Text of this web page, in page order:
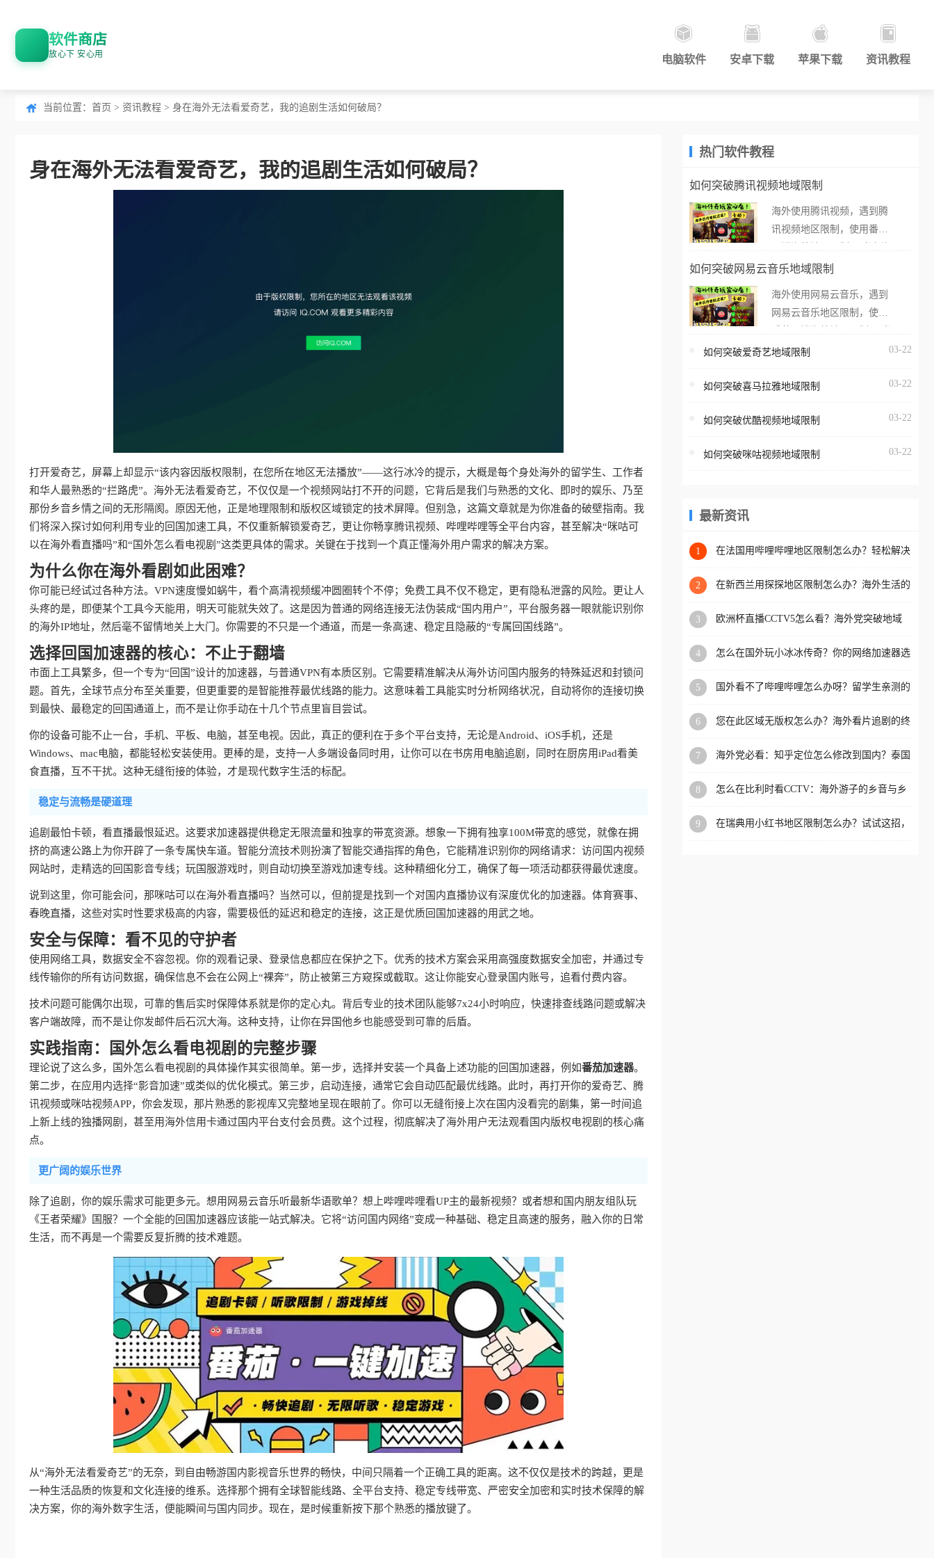
软件商店
放心下 安心用 电脑软件 安卓下载 苹果下载 资讯教程
当前位置： 首页 > 资讯教程 > 身在海外无法看爱奇艺，我的追剧生活如何破局？
身在海外无法看爱奇艺，我的追剧生活如何破局？
打开爱奇艺，屏幕上却显示“该内容因版权限制，在您所在地区无法播放”——这行冰冷的提示，大概是每个身处海外的留学生、工作者
和华人最熟悉的“拦路虎”。海外无法看爱奇艺，不仅仅是一个视频网站打不开的问题，它背后是我们与熟悉的文化、即时的娱乐、乃至
那份乡音乡情之间的无形隔阂。原因无他，正是地理限制和版权区域锁定的技术屏障。但别急，这篇文章就是为你准备的破壁指南。我
们将深入探讨如何利用专业的回国加速工具，不仅重新解锁爱奇艺，更让你畅享腾讯视频、哔哩哔哩等全平台内容，甚至解决“咪咕可
以在海外看直播吗”和“国外怎么看电视剧”这类更具体的需求。关键在于找到一个真正懂海外用户需求的解决方案。
为什么你在海外看剧如此困难？
你可能已经试过各种方法。VPN速度慢如蜗牛，看个高清视频缓冲圆圈转个不停；免费工具不仅不稳定，更有隐私泄露的风险。更让人
头疼的是，即便某个工具今天能用，明天可能就失效了。这是因为普通的网络连接无法伪装成“国内用户”，平台服务器一眼就能识别你
的海外IP地址，然后毫不留情地关上大门。你需要的不只是一个通道，而是一条高速、稳定且隐蔽的“专属回国线路”。
选择回国加速器的核心：不止于翻墙
市面上工具繁多，但一个专为“回国”设计的加速器，与普通VPN有本质区别。它需要精准解决从海外访问国内服务的特殊延迟和封锁问
题。首先，全球节点分布至关重要，但更重要的是智能推荐最优线路的能力。这意味着工具能实时分析网络状况，自动将你的连接切换
到最快、最稳定的回国通道上，而不是让你手动在十几个节点里盲目尝试。
你的设备可能不止一台，手机、平板、电脑，甚至电视。因此，真正的便利在于多个平台支持，无论是Android、iOS手机，还是
Windows、mac电脑，都能轻松安装使用。更棒的是，支持一人多端设备同时用，让你可以在书房用电脑追剧，同时在厨房用iPad看美
食直播，互不干扰。这种无缝衔接的体验，才是现代数字生活的标配。
稳定与流畅是硬道理
追剧最怕卡顿，看直播最恨延迟。这要求加速器提供稳定无限流量和独享的带宽资源。想象一下拥有独享100M带宽的感觉，就像在拥
挤的高速公路上为你开辟了一条专属快车道。智能分流技术则扮演了智能交通指挥的角色，它能精准识别你的网络请求：访问国内视频
网站时，走精选的回国影音专线；玩国服游戏时，则自动切换至游戏加速专线。这种精细化分工，确保了每一项活动都获得最优速度。
说到这里，你可能会问，那咪咕可以在海外看直播吗？当然可以，但前提是找到一个对国内直播协议有深度优化的加速器。体育赛事、
春晚直播，这些对实时性要求极高的内容，需要极低的延迟和稳定的连接，这正是优质回国加速器的用武之地。
安全与保障：看不见的守护者
使用网络工具，数据安全不容忽视。你的观看记录、登录信息都应在保护之下。优秀的技术方案会采用高强度数据安全加密，并通过专
线传输你的所有访问数据，确保信息不会在公网上“裸奔”，防止被第三方窥探或截取。这让你能安心登录国内账号，追看付费内容。
技术问题可能偶尔出现，可靠的售后实时保障体系就是你的定心丸。背后专业的技术团队能够7x24小时响应，快速排查线路问题或解决
客户端故障，而不是让你发邮件后石沉大海。这种支持，让你在异国他乡也能感受到可靠的后盾。
实践指南：国外怎么看电视剧的完整步骤
理论说了这么多，国外怎么看电视剧的具体操作其实很简单。第一步，选择并安装一个具备上述功能的回国加速器，例如番茄加速器。
第二步，在应用内选择“影音加速”或类似的优化模式。第三步，启动连接，通常它会自动匹配最优线路。此时，再打开你的爱奇艺、腾
讯视频或咪咕视频APP，你会发现，那片熟悉的影视库又完整地呈现在眼前了。你可以无缝衔接上次在国内没看完的剧集，第一时间追
上新上线的独播网剧，甚至用海外信用卡通过国内平台支付会员费。这个过程，彻底解决了海外用户无法观看国内版权电视剧的核心痛
点。
更广阔的娱乐世界
除了追剧，你的娱乐需求可能更多元。想用网易云音乐听最新华语歌单？想上哔哩哔哩看UP主的最新视频？或者想和国内朋友组队玩
《王者荣耀》国服？一个全能的回国加速器应该能一站式解决。它将“访问国内网络”变成一种基础、稳定且高速的服务，融入你的日常
生活，而不再是一个需要反复折腾的技术难题。
从“海外无法看爱奇艺”的无奈，到自由畅游国内影视音乐世界的畅快，中间只隔着一个正确工具的距离。这不仅仅是技术的跨越，更是
一种生活品质的恢复和文化连接的维系。选择那个拥有全球智能线路、全平台支持、稳定专线带宽、严密安全加密和实时技术保障的解
决方案，你的海外数字生活，便能瞬间与国内同步。现在，是时候重新按下那个熟悉的播放键了。
热门软件教程
如何突破腾讯视频地域限制
海外使用腾讯视频，遇到腾
讯视频地区限制，使用番茄
外打开腾讯视频，却突然弹
地区无法播放”的提示语。
海外用户如香港、澳门、台
亚、欧洲等国家和地区时，
台一样，出现地区及版权限
地区播放。 遇到这个问题的
区工作、留学、定居等，都
权限制所困扰。
如何突破网易云音乐地域限制
海外使用网易云音乐，遇到
网易云音乐地区限制，使用
在海外打开网易云音乐，却
所在的地区无法播放”的提示
门、台湾、美国、加拿大、
区时，网易云音乐也会像其
回国加速器，即可解决「海
版权限制」的问题，无论人
国、加拿大、澳大利亚、欧
学、定居等，都可以使用，
扰。
如何突破爱奇艺地域限制 03-22
如何突破喜马拉雅地域限制 03-22
如何突破优酷视频地域限制 03-22
如何突破咪咕视频地域限制 03-22
最新资讯
1
在法国用哔哩哔哩地区限制怎么办？轻松解决
2
在新西兰用探探地区限制怎么办？海外生活的
3
欧洲杯直播CCTV5怎么看？海外党突破地域
4
怎么在国外玩小冰冰传奇？你的网络加速器选
5
国外看不了哔哩哔哩怎么办呀？留学生亲测的
6
您在此区域无版权怎么办？海外看片追剧的终
7
海外党必看：知乎定位怎么修改到国内？泰国
8
怎么在比利时看CCTV：海外游子的乡音与乡
9
在瑞典用小红书地区限制怎么办？试试这招，